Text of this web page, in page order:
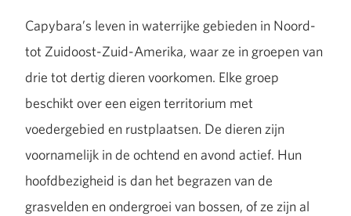
Capybara’s leven in waterrijke gebieden in Noord-
tot Zuidoost-Zuid-Amerika, waar ze in groepen van
drie tot dertig dieren voorkomen. Elke groep
beschikt over een eigen territorium met
voedergebied en rustplaatsen. De dieren zijn
voornamelijk in de ochtend en avond actief. Hun
hoofdbezigheid is dan het begrazen van de
grasvelden en ondergroei van bossen, of ze zijn al